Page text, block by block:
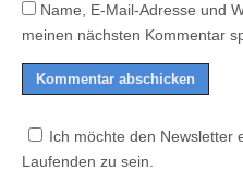
Name, E-Mail-Adresse und
meinen nächsten Kommentar
Ich möchte den Newsletter
Laufenden zu sein.